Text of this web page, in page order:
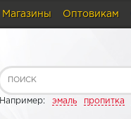
Магазины Оптовикам
Например: эмаль пропитка